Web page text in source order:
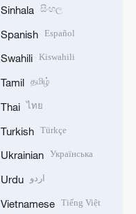
Sinhala සිංහල
Spanish Español
Swahili Kiswahili
Tamil தமிழ்
Thai ไทย
Turkish Türkçe
Ukrainian Українська
Urdu اردو
Vietnamese Tiếng Việt